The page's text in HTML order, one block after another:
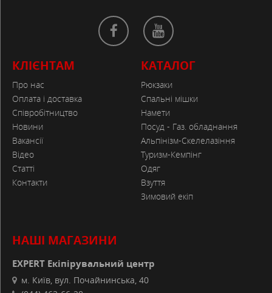
КЛІЄНТАМ
Про нас
Оплата і доставка
Співробітництво
Новини
Вакансії
Відео
Статті
Контакти
КАТАЛОГ
Рюкзаки
Спальні мішки
Намети
Посуд - Газ. обладнання
Альпінізм-Скелелазіння
Туризм-Кемпінг
Одяг
Взуття
Зимовий екіп
НАШІ МАГАЗИНИ
EXPERT Екіпірувальний центр
м. Київ, вул. Почайнинська, 40